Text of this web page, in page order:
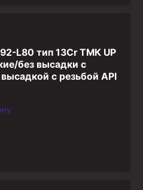
L80 тип 13Cr ТМК UP
без высадки с
с резьбой API